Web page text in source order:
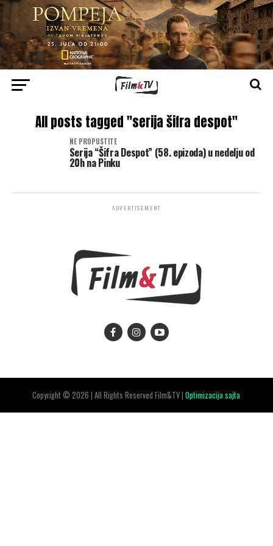
All posts tagged "serija šifra despot"
NE PROPUSTITE
Serija “Šifra Despot” (58. epizoda) u nedelju od
20h na Pinku
ADVERTISEMENT
Copyright © 2026 | All Rights Reserved Film&TV |Optimizacija sajta